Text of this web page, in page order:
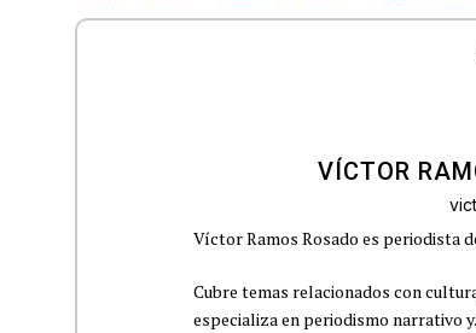
VÍCTOR
Víctor Ramos Rosado es periodista
Cubre temas relacionados con
especializa en periodismo narrativo